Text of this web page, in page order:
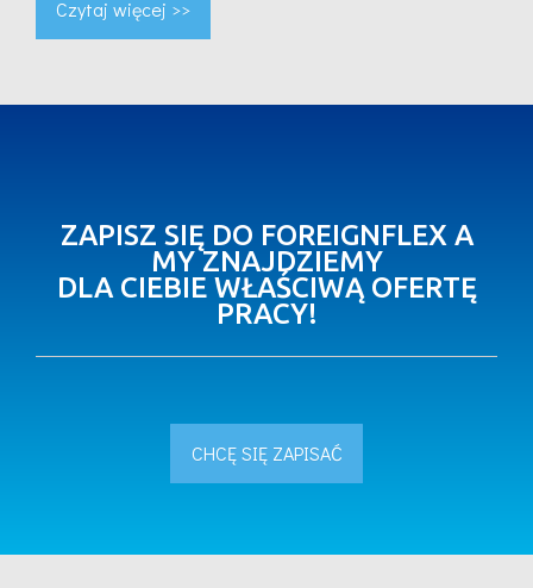
Czytaj więcej >>
ZAPISZ SIĘ DO FOREIGNFLEX A
MY ZNAJDZIEMY
DLA CIEBIE WŁAŚCIWĄ OFERTĘ
PRACY!
CHCĘ SIĘ ZAPISAĆ